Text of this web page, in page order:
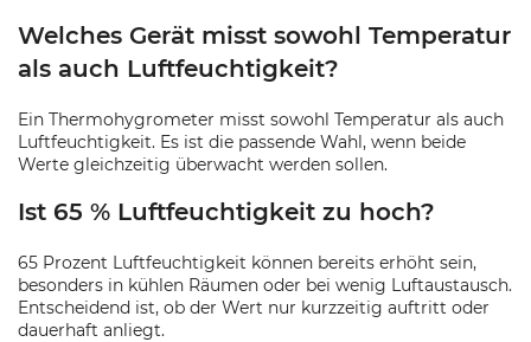
Welches Gerät misst sowohl Temperatur
als auch Luftfeuchtigkeit?
Ein Thermohygrometer misst sowohl Temperatur als auch
Luftfeuchtigkeit. Es ist die passende Wahl, wenn beide
Werte gleichzeitig überwacht werden sollen.
Ist 65 % Luftfeuchtigkeit zu hoch?
65 Prozent Luftfeuchtigkeit können bereits erhöht sein,
besonders in kühlen Räumen oder bei wenig Luftaustausch.
Entscheidend ist, ob der Wert nur kurzzeitig auftritt oder
dauerhaft anliegt.